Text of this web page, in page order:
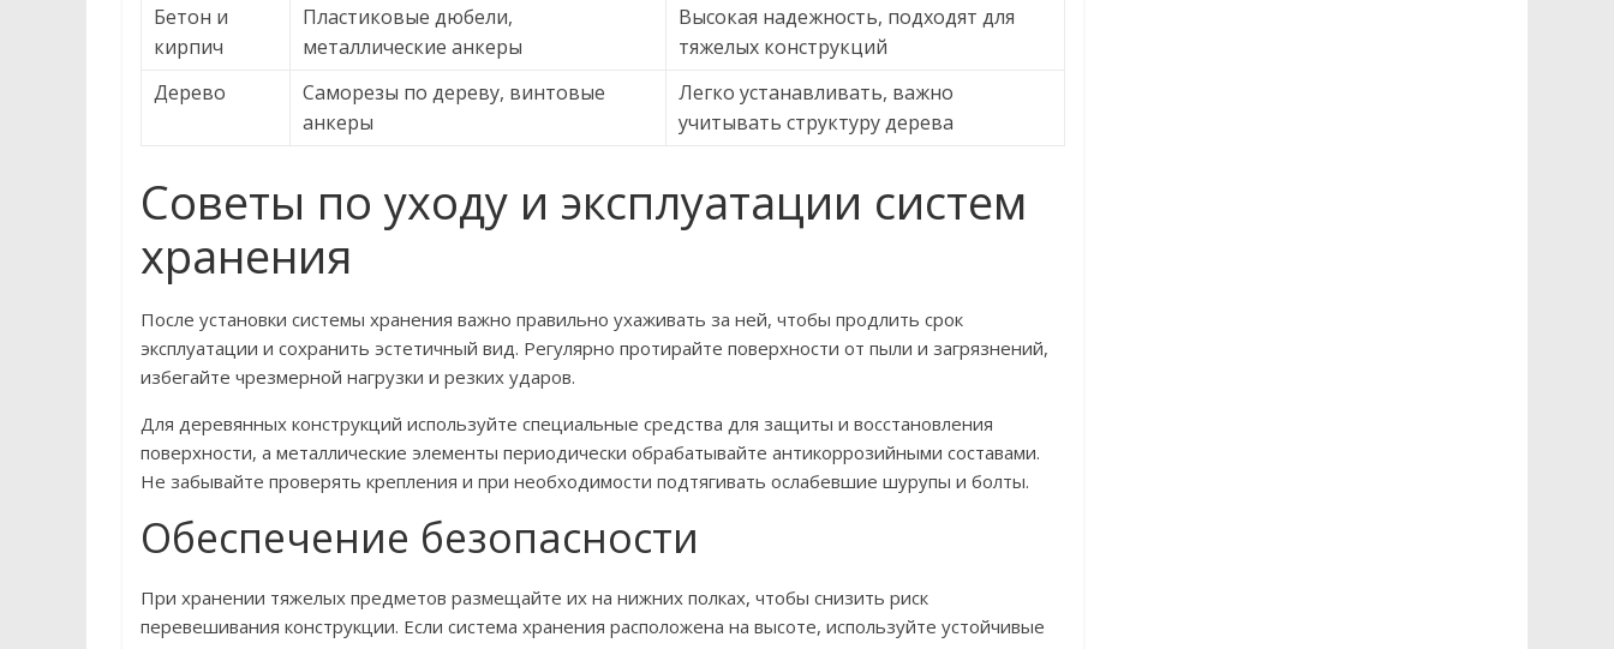
Бетон и
кирпич
Пластиковые дюбели,
металлические анкеры
Высокая надежность, подходят для
тяжелых конструкций
Дерево
Саморезы по дереву, винтовые
анкеры
Легко устанавливать, важно
учитывать структуру дерева
Советы по уходу и эксплуатации систем
хранения
После установки системы хранения важно правильно ухаживать за ней, чтобы продлить срок
эксплуатации и сохранить эстетичный вид. Регулярно протирайте поверхности от пыли и загрязнений,
избегайте чрезмерной нагрузки и резких ударов.
Для деревянных конструкций используйте специальные средства для защиты и восстановления
поверхности, а металлические элементы периодически обрабатывайте антикоррозийными составами.
Не забывайте проверять крепления и при необходимости подтягивать ослабевшие шурупы и болты.
Обеспечение безопасности
При хранении тяжелых предметов размещайте их на нижних полках, чтобы снизить риск
перевешивания конструкции. Если система хранения расположена на высоте, используйте устойчивые